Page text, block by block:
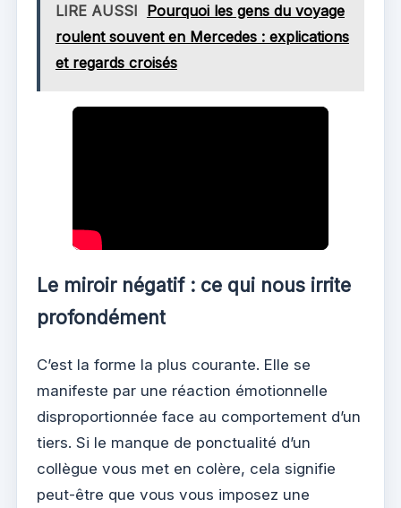
LIRE AUSSI Pourquoi les gens du voyage
roulent souvent en Mercedes : explications
et regards croisés
Le miroir négatif : ce qui nous irrite
profondément
C’est la forme la plus courante. Elle se
manifeste par une réaction émotionnelle
disproportionnée face au comportement d’un
tiers. Si le manque de ponctualité d’un
collègue vous met en colère, cela signifie
peut-être que vous vous imposez une